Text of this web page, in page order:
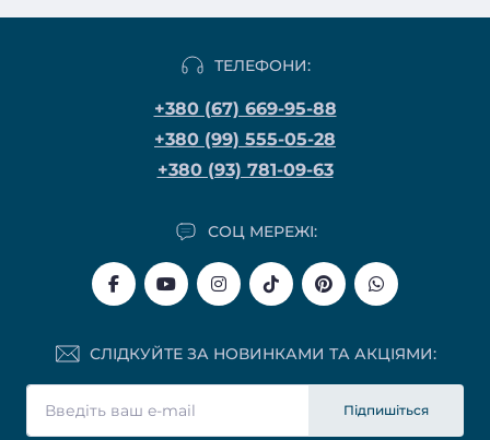
ТЕЛЕФОНИ:
+380 (67) 669-95-88
+380 (99) 555-05-28
+380 (93) 781-09-63
СОЦ МЕРЕЖІ:
СЛІДКУЙТЕ ЗА НОВИНКАМИ ТА АКЦІЯМИ:
Підпишіться